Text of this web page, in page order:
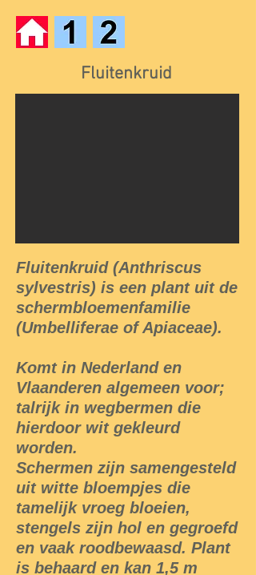
Fluitenkruid
Fluitenkruid (Anthriscus
sylvestris) is een plant uit de
schermbloemenfamilie
(Umbelliferae of Apiaceae).
Komt in Nederland en
Vlaanderen algemeen voor;
talrijk in wegbermen die
hierdoor wit gekleurd
worden.
Schermen zijn samengesteld
uit witte bloempjes die
tamelijk vroeg bloeien,
stengels zijn hol en gegroefd
en vaak roodbewaasd. Plant
is behaard en kan 1,5 m